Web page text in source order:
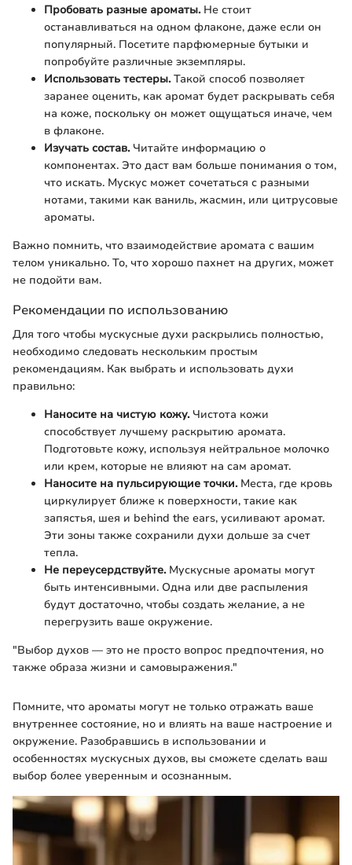
Пробовать разные ароматы.Не стоит
останавливаться на одном флаконе, даже если он
популярный. Посетите парфюмерные бутыки и
попробуйте различные экземпляры.
Использовать тестеры.Такой способ позволяет
заранее оценить, как аромат будет раскрывать себя
на коже, поскольку он может ощущаться иначе, чем
в флаконе.
Изучать состав.Читайте информацию о
компонентах. Это даст вам больше понимания о том,
что искать. Мускус может сочетаться с разными
нотами, такими как ваниль, жасмин, или цитрусовые
ароматы.
Важно помнить, что взаимодействие аромата с вашим
телом уникально. То, что хорошо пахнет на других, может
не подойти вам.
Рекомендации по использованию
Для того чтобы мускусные духи раскрылись полностью,
необходимо следовать нескольким простым
рекомендациям. Как выбрать и использовать духи
правильно:
Наносите на чистую кожу.Чистота кожи
способствует лучшему раскрытию аромата.
Подготовьте кожу, используя нейтральное молочко
или крем, которые не влияют на сам аромат.
Наносите на пульсирующие точки.Места, где кровь
циркулирует ближе к поверхности, такие как
запястья, шея и behind the ears, усиливают аромат.
Эти зоны также сохранили духи дольше за счет
тепла.
Не переусердствуйте.Мускусные ароматы могут
быть интенсивными. Одна или две распыления
будут достаточно, чтобы создать желание, а не
перегрузить ваше окружение.
"Выбор духов — это не просто вопрос предпочтения, но
также образа жизни и самовыражения."
Помните, что ароматы могут не только отражать ваше
внутреннее состояние, но и влиять на ваше настроение и
окружение. Разобравшись в использовании и
особенностях мускусных духов, вы сможете сделать ваш
выбор более уверенным и осознанным.